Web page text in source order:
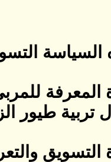
المعرفة
طيور
التسويق